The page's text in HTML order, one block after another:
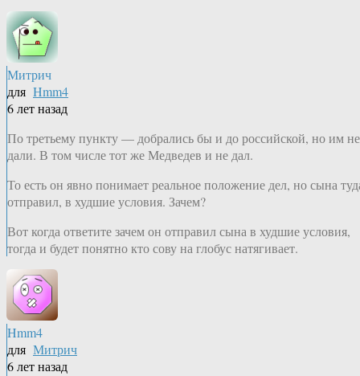
Митрич
для Hmm4
6 лет назад
По третьему пункту — добрались бы и до российской, но им не
дали. В том числе тот же Медведев и не дал.
То есть он явно понимает реальное положение дел, но сына
отправил, в худшие условия. Зачем?
Вот когда ответите зачем он отправил сына в худшие условия,
тогда и будет понятно кто сову на глобус натягивает.
Hmm4
для Митрич
6 лет назад